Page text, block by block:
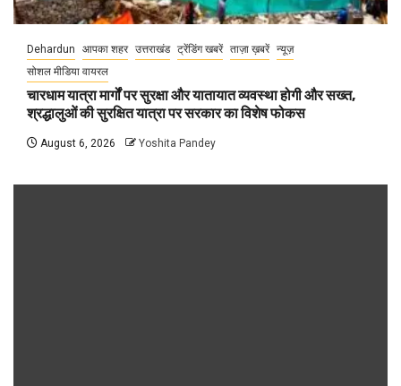
Dehardun आपका शहर उत्तराखंड ट्रेंडिंग खबरें ताज़ा ख़बरें न्यूज़
सोशल मीडिया वायरल
चारधाम यात्रा मार्गों पर सुरक्षा और यातायात व्यवस्था होगी और सख्त,
श्रद्धालुओं की सुरक्षित यात्रा पर सरकार का विशेष फोकस
August 6, 2026 Yoshita Pandey